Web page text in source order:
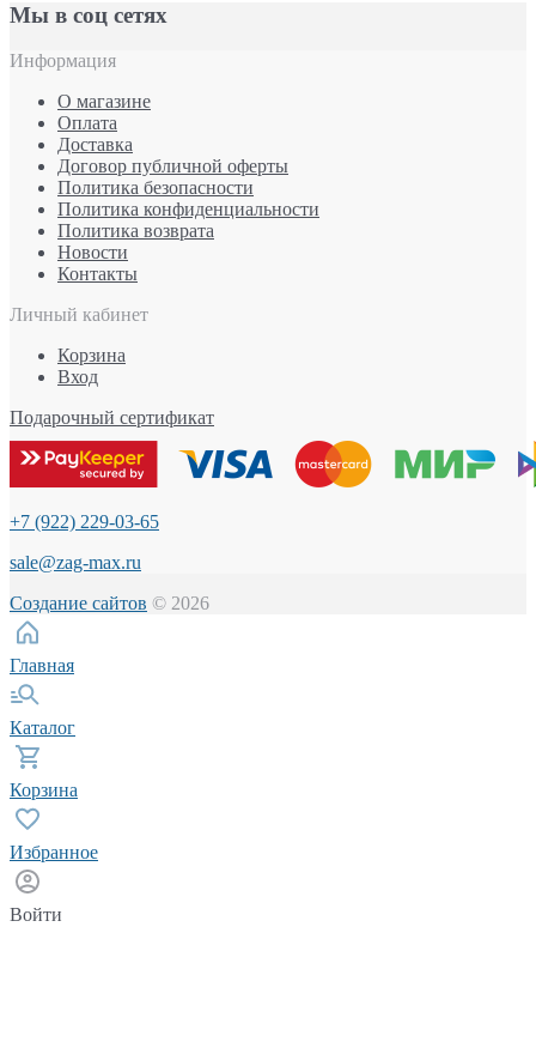
Мы в соц сетях
Информация
О магазине
Оплата
Доставка
Договор публичной оферты
Политика безопасности
Политика конфиденциальности
Политика возврата
Новости
Контакты
Личный кабинет
Корзина
Вход
Подарочный сертификат
+7 (922) 229-03-65
sale@zag-max.ru
Создание сайтов © 2026
Главная
Каталог
Корзина
Избранное
Войти